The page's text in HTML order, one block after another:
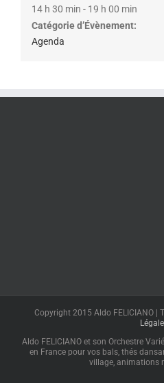
14 h 30 min - 19 h 00 min
Catégorie d’Évènement:
Agenda
Copyright 2015 Aldo FELICIANO |
Aldo FELICIANO et son Orchestre
en France pour vos bals, thés
village, animations